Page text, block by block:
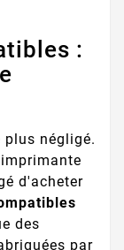
:
négligé.
d'acheter
des
par